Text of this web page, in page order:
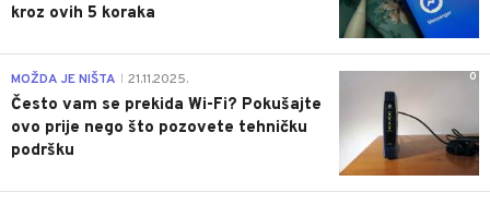
kroz ovih 5 koraka
0
MOŽDA JE NIŠTA 21.11.2025.
Često vam se prekida Wi-Fi? Pokušajte
ovo prije nego što pozovete tehničku
podršku